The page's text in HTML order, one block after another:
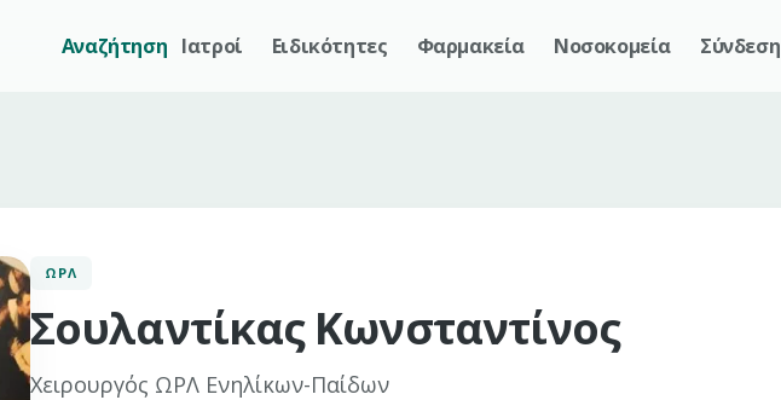
Αναζήτηση Ιατροί Ειδικότητες Φαρμακεία Νοσοκομεία Σύνδεση
ΩΡΛ
Σουλαντίκας Κωνσταντίνος
Χειρουργός ΩΡΛ Ενηλίκων-Παίδων